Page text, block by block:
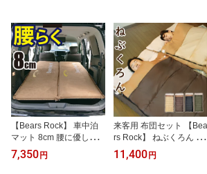
トドア 丸洗い 夏用 防災
グッズ 冬 夏 軽量 -6℃ コ
ンパクト スリーピングバ
ッグ ボーイスカウト オ
ールシーズン 林間学校
野外活動 シュラフ MX-6
04
れています 寝袋 シュラ
フ 冬用 4シーズン 仮眠
防災用 -15℃ 自宅 家で
家の中 コンパクト キャ
ンプ用品 車中泊 ツーリ
ング 夏 冬
【Bears Rock】 車中泊
マット 8cm 腰に優しい
寝返りもしやすい 段差解
消 自動膨張式 2バルブ マ
7,350円
来客用 布団セット 【Bea
rs Rock】 ねぶくろん コ
ンパクト 洗える 寝袋 普
段使い 軽量 収納 便利 泊
11,400円